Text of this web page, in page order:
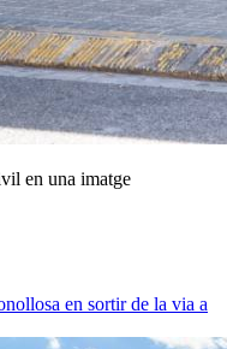
en una imatge
en sortir de la via a